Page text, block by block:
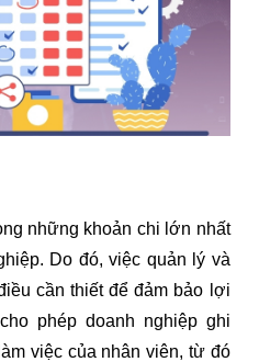
những khoản chi lớn nhất
Do đó, việc quản lý và
cần thiết để đảm bảo lợi
phép doanh nghiệp ghi
việc của nhân viên, từ đó